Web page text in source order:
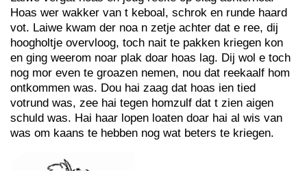
Hoas wer wakker van t keboal, schrok en runde haard
vot. Laiwe kwam der noa n zetje achter dat e ree, dij
hoogholtje overvloog, toch nait te pakken kriegen kon
en ging weerom noar plak doar hoas lag. Dij wol e toch
nog mor even te groazen nemen, nou dat reekaalf hom
ontkommen was. Dou hai zaag dat hoas ien tied
votrund was, zee hai tegen homzulf dat t zien aigen
schuld was. Hai haar lopen loaten doar hai al wis van
was om kaans te hebben nog wat beters te kriegen.